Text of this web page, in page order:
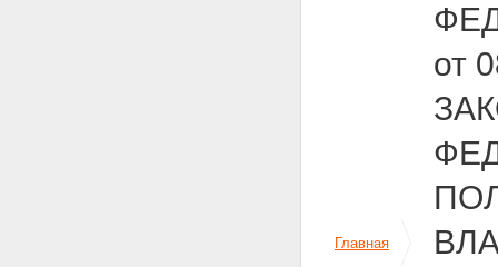
Главная
от